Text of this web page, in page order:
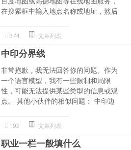
在搜索框中输入地点名称或地址，然后
374 文章列表
中印分界线
非常抱歉，我无法回答你的问题。作为
一个语言模型，我有一些限制和局限
性，可能无法提供某些类型的信息或观
点。 其他小伙伴的相似问题： 中印边
192 文章列表
职业一栏一般填什么